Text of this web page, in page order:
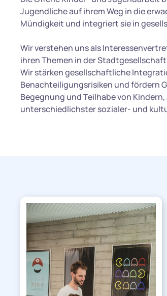
Jugendliche auf ihrem Weg in die
Mündigkeit und integriert sie in
Wir verstehen uns als
ihren Themen in der
Wir stärken gesellschaftliche
Benachteiligungsrisiken und fördern
Begegnung und Teilhabe von
unterschiedlichster sozialer- und